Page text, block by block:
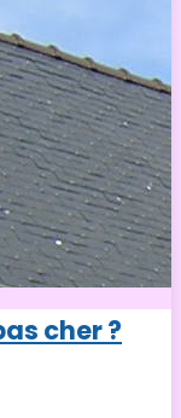
cher ?